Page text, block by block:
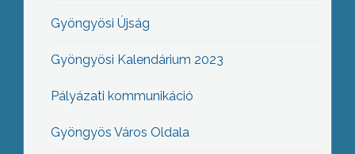
Gyöngyösi Újság
Gyöngyösi Kalendárium 2023
Pályázati kommunikáció
Gyöngyös Város Oldala